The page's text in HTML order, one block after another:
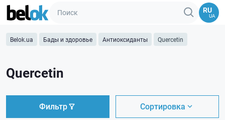
RU
UA
Belok.ua Бады и здоровье Антиоксиданты Quercetin
Quercetin
Фильтр Сортировка